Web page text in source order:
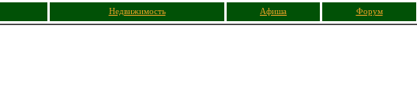
Недвижимость Афиша Форум